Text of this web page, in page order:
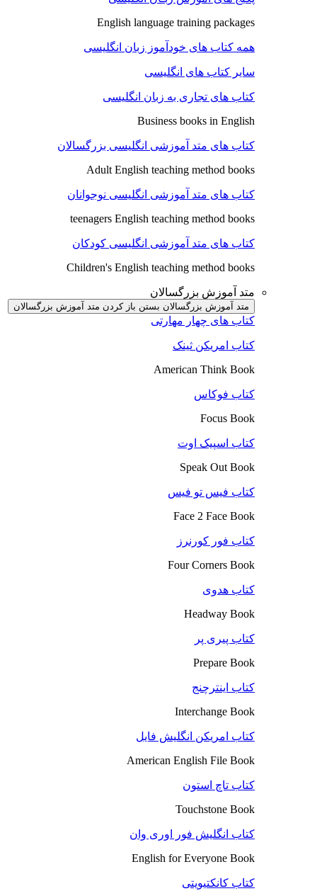
English language training packages
همه کتاب های خودآموز زبان انگلیسی
سایر کتاب های انگلیسی
کتاب های تجاری به زبان انگلیسی
Business books in English
کتاب های متد آموزشی انگلیسی بزرگسالان
Adult English teaching method books
کتاب های متد آموزشی انگلیسی نوجوانان
teenagers English teaching method books
کتاب های متد آموزشی انگلیسی کودکان
Children's English teaching method books
متد آموزش بزرگسالان
متد آموزش بزرگسالان بستن باز کردن متد آموزش بزرگسالان
کتاب های چهار مهارتی
کتاب امریکن ثینک
American Think Book
کتاب فوکاس
Focus Book
کتاب اسپیک اوت
Speak Out Book
کتاب فیس تو فیس
Face 2 Face Book
کتاب فور کورنرز
Four Corners Book
کتاب هدوی
Headway Book
کتاب پیری پر
Prepare Book
کتاب اینترچنج
Interchange Book
کتاب امریکن انگلیش فایل
American English File Book
کتاب تاچ استون
Touchstone Book
کتاب انگلیش فور اوری وان
English for Everyone Book
کتاب کانکتیویتی